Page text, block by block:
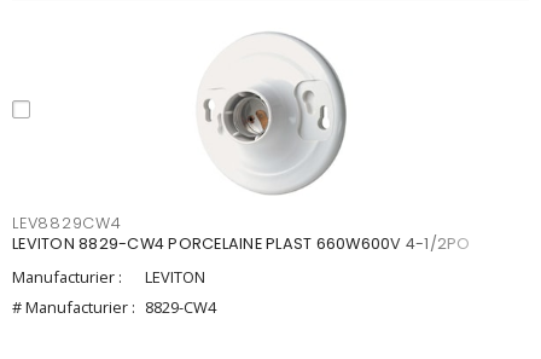
LEV8829CW4
LEVITON 8829-CW4 PORCELAINE PLAST 660W600V 4-1/2PO
Manufacturier :
LEVITON
# Manufacturier : 8829-CW4